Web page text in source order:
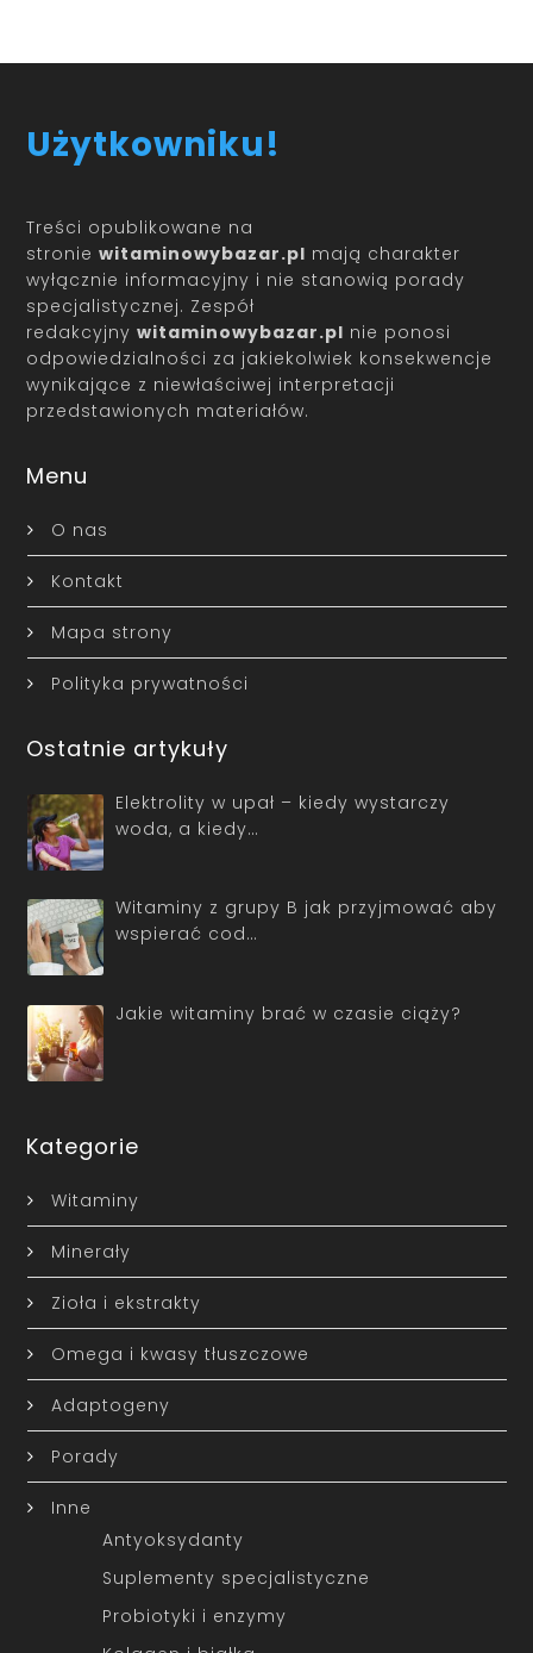
Użytkowniku!
Treści opublikowane na
stroniewitaminowybazar.pl mają charakter
wyłącznie informacyjny i nie stanowią porady
specjalistycznej. Zespół
redakcyjnywitaminowybazar.pl nie ponosi
odpowiedzialności za jakiekolwiek konsekwencje
wynikające z niewłaściwej interpretacji
przedstawionych materiałów.
Menu
O nas
Kontakt
Mapa strony
Polityka prywatności
Ostatnie artykuły
Elektrolity w upał – kiedy wystarczy
woda, a kiedy…
Witaminy z grupy B jak przyjmować aby
wspierać cod…
Jakie witaminy brać w czasie ciąży?
Kategorie
Witaminy
Minerały
Zioła i ekstrakty
Omega i kwasy tłuszczowe
Adaptogeny
Porady
Inne
Antyoksydanty
Suplementy specjalistyczne
Probiotyki i enzymy